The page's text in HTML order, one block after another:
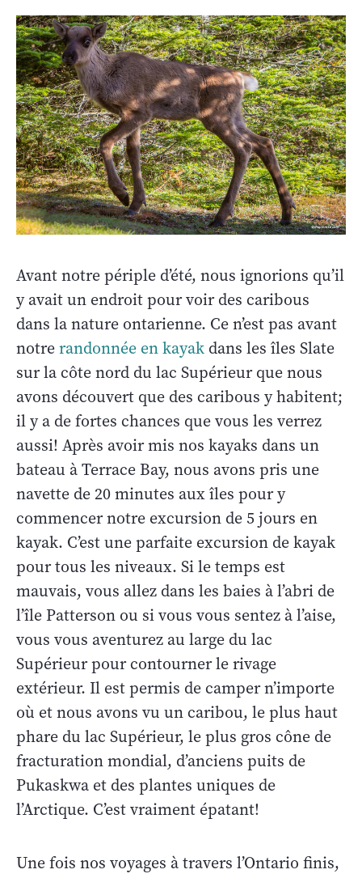
Avant notre périple d’été, nous ignorions qu’il
y avait un endroit pour voir des caribous
dans la nature ontarienne. Ce n’est pas avant
notrerandonnée en kayak dans les îles Slate
sur la côte nord du lac Supérieur que nous
avons découvert que des caribous y habitent;
il y a de fortes chances que vous les verrez
aussi! Après avoir mis nos kayaks dans un
bateau à Terrace Bay, nous avons pris une
navette de 20 minutes aux îles pour y
commencer notre excursion de 5 jours en
kayak. C’est une parfaite excursion de kayak
pour tous les niveaux. Si le temps est
mauvais, vous allez dans les baies à l’abri de
l’île Patterson ou si vous vous sentez à l’aise,
vous vous aventurez au large du lac
Supérieur pour contourner le rivage
extérieur. Il est permis de camper n’importe
où et nous avons vu un caribou, le plus haut
phare du lac Supérieur, le plus gros cône de
fracturation mondial, d’anciens puits de
Pukaskwa et des plantes uniques de
l’Arctique. C’est vraiment épatant!
Une fois nos voyages à travers l’Ontario finis,